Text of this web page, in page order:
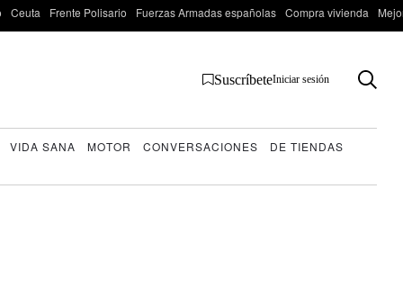
Ceuta Frente Polisario Fuerzas Armadas españolas Compra vivienda
SuscríbeteIniciar sesión
VIDA SANA MOTOR CONVERSACIONES
DE TIENDAS